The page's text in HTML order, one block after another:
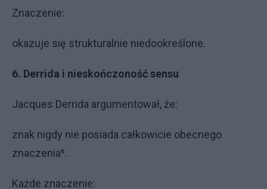
Znaczenie:
okazuje się strukturalnie niedookreślone.
6. Derrida i nieskończoność sensu
Jacques Derrida argumentował, że:
znak nigdy nie posiada całkowicie obecnego
znaczenia⁶.
Każde znaczenie: